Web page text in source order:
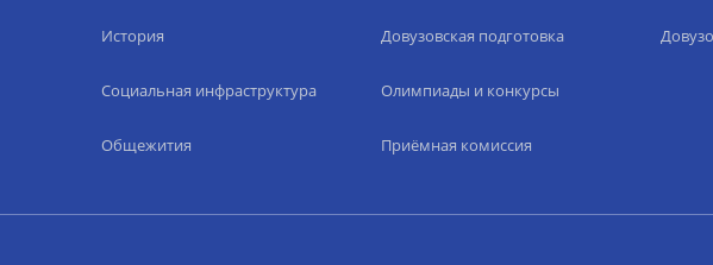
История
Социальная инфраструктура
Общежития
Довузовская подготовка
Олимпиады и конкурсы
Приёмная комиссия